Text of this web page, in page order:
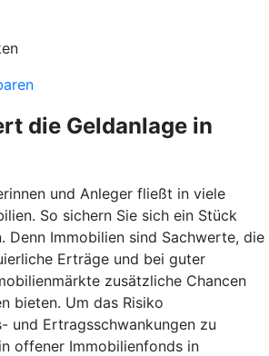
die Geldanlage in
und Anleger fließt in viele
So sichern Sie sich ein Stück
Denn Immobilien sind Sachwerte, die
Erträge und bei guter
zusätzliche Chancen
bieten. Um das Risiko
und Ertragsschwankungen zu
offener Immobilienfonds in